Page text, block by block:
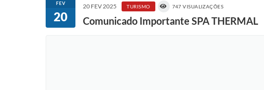
FEV
20
20 FEV 2025 TURISMO 747 VISUALIZAÇÕES
Comunicado Importante SPA THERMAL